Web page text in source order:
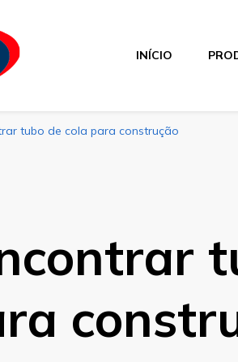
INÍCIO
tubo de cola para construção